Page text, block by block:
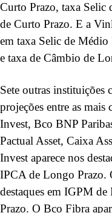
Curto Prazo, taxa Selic
de Curto Prazo. E a
em taxa Selic de
e taxa de Câmbio de
Sete outras instituições
projeções entre as mais
Invest, Bco BNP
Pactual Asset, Caixa
Invest aparece nos
IPCA de Longo Prazo.
destaques em IGPM
Prazo. O Bco Fibra